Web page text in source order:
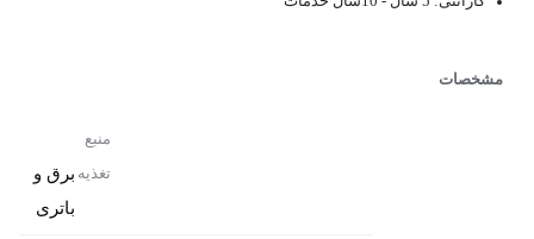
مشخصات
منبع
تغذیه برق و
باتری